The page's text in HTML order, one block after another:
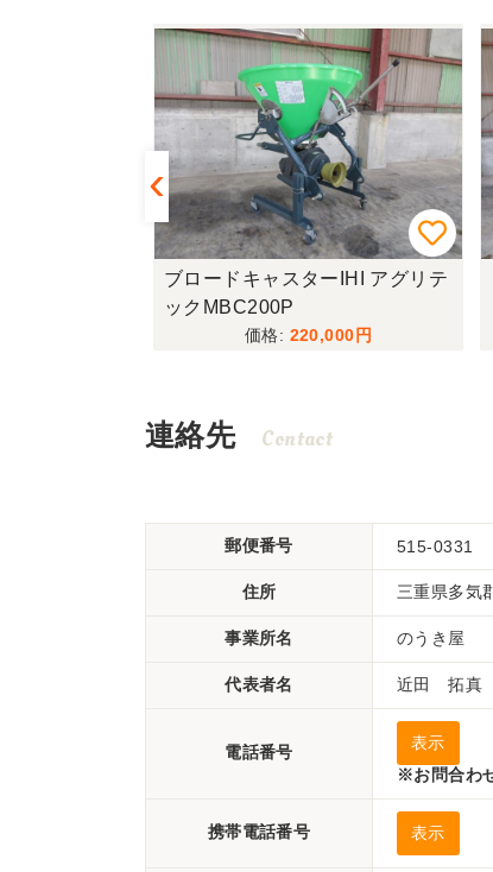
ブロードキャスターIHI アグリテ
ックMBC200P
220,000
連絡先 Contact
郵便番号 515-0331
住所 三重県多気
事業所名 のうき屋
代表者名 近田 拓真
電話番号
表示
※お問合わ
携帯電話番号 表示